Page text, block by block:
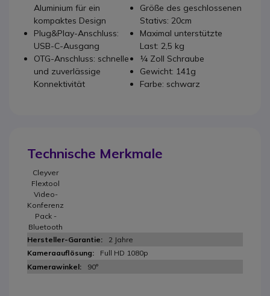
Aluminium für ein
kompaktes Design
Plug&Play-Anschluss:
USB-C-Ausgang
OTG-Anschluss: schnelle
und zuverlässige
Konnektivität
Größe des geschlossenen
Stativs: 20cm
Maximal unterstützte
Last: 2,5 kg
¼ Zoll Schraube
Gewicht: 141g
Farbe: schwarz
Technische Merkmale
Cleyver
Flextool
Video-
Konferenz
Pack -
Bluetooth
2 Jahre
Full HD 1080p
90°